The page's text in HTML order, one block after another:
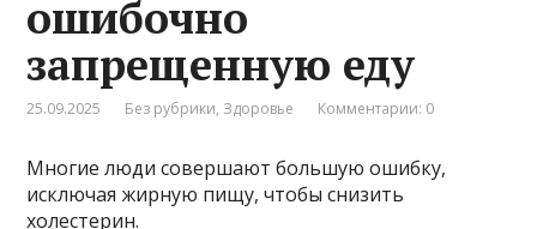
ошибочно
запрещенную еду
25.09.2025 Без рубрики, Здоровье Комментарии: 0
Многие люди совершают большую ошибку,
исключая жирную пищу, чтобы снизить
холестерин.